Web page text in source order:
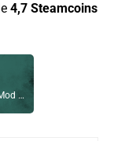
4,7 Steamcoins
Blue